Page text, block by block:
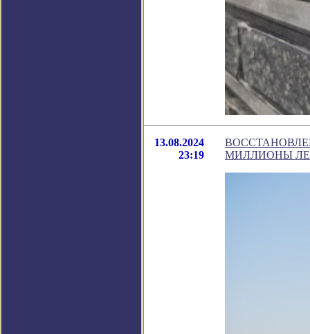
13.08.2024
23:19
МИЛЛИОНЫ